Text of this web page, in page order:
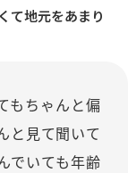
て地元をあまり
もちゃんと偏
と見て聞いて
でいても年齢